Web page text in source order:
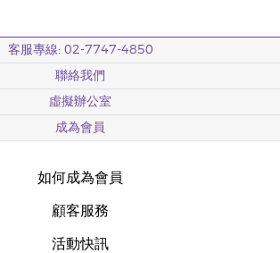
客服專線: 02-7747-4850
聯絡我們
虛擬辦公室
成為會員
如何成為會員
顧客服務
活動快訊